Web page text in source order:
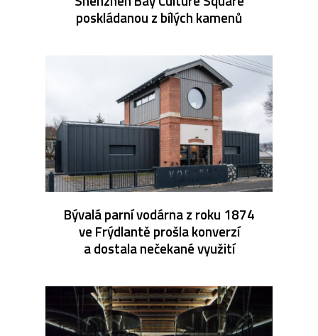
poskládanou z bílých kamenů
Bývalá parní vodárna z roku 1874
ve Frýdlantě prošla konverzí
a dostala nečekané využití